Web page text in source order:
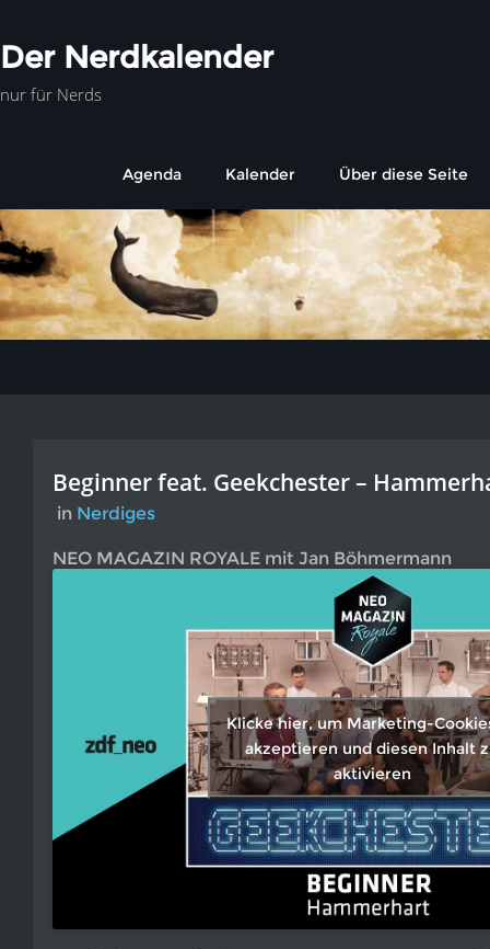
Der Nerdkalender
nur für Nerds
Agenda Kalender Über diese Seite
Beginner feat. Geekchester –
in Nerdiges
NEO MAGAZIN ROYALE mit Jan Böhmermann
Klicke hier, um Marketing-
akzeptieren und diesen Inhalt
aktivieren